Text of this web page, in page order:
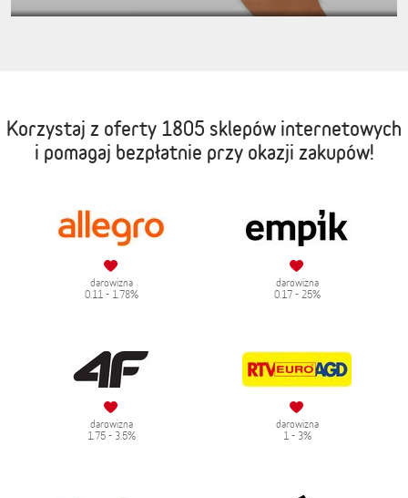
Korzystaj z oferty 1805 sklepów internetowych
i pomagaj bezpłatnie przy okazji zakupów!
darowizna
0.11 - 1.78%
darowizna
0.17 - 25%
darowizna
1.75 - 3.5%
darowizna
1 - 3%